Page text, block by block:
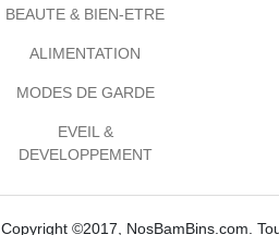
BEAUTE & BIEN-ETRE
ALIMENTATION
MODES DE GARDE
EVEIL &
DEVELOPPEMENT
Copyright ©2017, NosBamBins.com.